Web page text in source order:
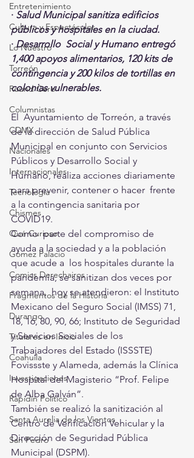
Entretenimiento
Cultura y Espectáculos
Lo Nuestro
Torreón
Round Cero
Columnistas
CDMX
Nacionales
Internacionales
Tecnología
Chismes
Qué Curioso
Gómez Palacio
Comics Derechairos
Fragmentos de la Historia
Durango
Titulares en Inicio
Coahuila
Investigaciones
Rapidín Político
Santa Aurelia de los Vientos
San Pedro
· Salud Municipal sanitiza edificios
públicos y hospitales en la ciudad.
· Desarrollo  Social y Humano entregó
1,400 apoyos alimentarios, 120 kits de
contingencia y 200 kilos de tortillas en
colonias vulnerables.
El  Ayuntamiento de Torreón, a través
de la dirección de Salud Pública
Municipal en conjunto con Servicios
Públicos y Desarrollo Social y
Humano, realiza acciones diariamente
para prevenir, contener o hacer  frente
a la contingencia sanitaria por
COVID19.
Como  parte del compromiso de
ayuda a la sociedad y a la población
que acude a  los hospitales durante la
pandemia, se sanitizan dos veces por
semana,  hoy se atendieron: el Instituto
Mexicano del Seguro Social (IMSS) 71,
18, 16, 80, 90, 66; Instituto de Seguridad
y Servicios Sociales de los
Trabajadores del Estado (ISSSTE)
Fovissste y Alameda, además la Clínica
Hospital del Magisterio “Prof. Felipe
de Alba Galván”.
También se realizó la sanitización al
Centro de Verificación Vehicular y la
Dirección de Seguridad Pública
Municipal (DSPM).